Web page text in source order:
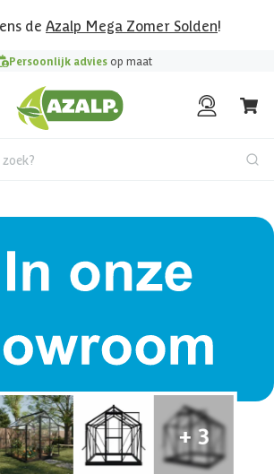
de Azalp Mega Zomer Solden!
Persoonlijk advies op maat